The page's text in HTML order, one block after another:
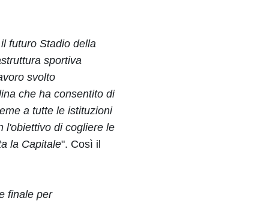
futuro Stadio della
sportiva
svolto
che ha consentito di
a tutte le istituzioni
l'obiettivo di cogliere le
la Capitale". Così il
finale per